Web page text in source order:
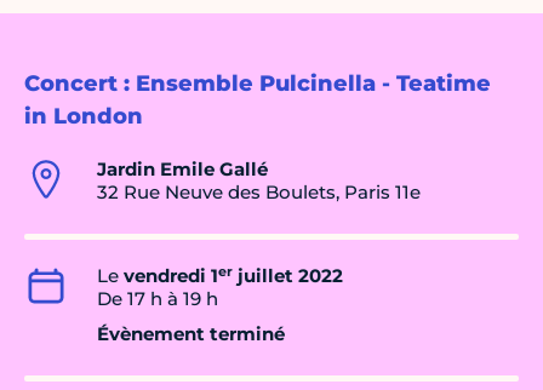
Concert : Ensemble Pulcinella - Teatime
in London
Jardin Emile Gallé
32 Rue Neuve des Boulets, Paris 11e
Le vendredi 1er juillet 2022
De 17 h à 19 h
Évènement terminé